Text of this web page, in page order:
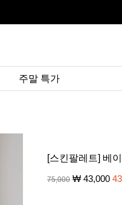
주말 특가
[스킨팔레트] 베
75,000 ₩ 43,000 43